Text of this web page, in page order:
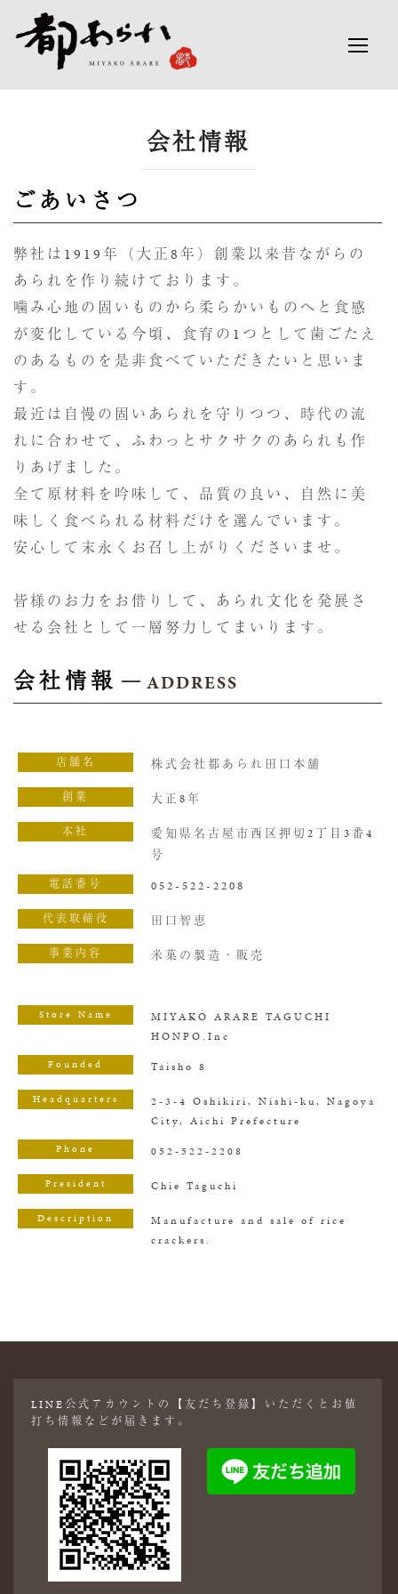
ン
ン
対
サイ
会社情報
ごあいさつ
弊社は1919年（大正8年）創業以来昔ながらの
あられを作り続けております。
噛み心地の固いものから柔らかいものへと食感
が変化している今頃、食育の1つとして歯ごたえ
のあるものを是非食べていただきたいと思いま
す。
最近は自慢の固いあられを守りつつ、時代の流
れに合わせて、ふわっとサクサクのあられも作
りあげました。
全て原材料を吟味して、品質の良い、自然に美
味しく食べられる材料だけを選んでいます。
安心して末永くお召し上がりくださいませ。
皆様のお力をお借りして、あられ文化を発展さ
せる会社として一層努力してまいります。
会社情報
店舗名 株式会社都あられ田口本舗
創業 大正8年
本社
愛知県名古屋市西区押切2丁目3番4
号
電話番号 052-522-2208
代表取締役 田口智恵
事業内容 米菓の製造・販売
Store Name
MIYAKO ARARE TAGUCHI
HONPO.Inc
Founded Taisho 8
Headquarters
2-3-4 Oshikiri, Nishi-ku, Nagoya
City, Aichi Prefecture
Phone 052-522-2208
President Chie Taguchi
Description
Manufacture and sale of rice
crackers.
LINE公式アカウントの【友だち登録】いただくとお値
打ち情報などが届きます。